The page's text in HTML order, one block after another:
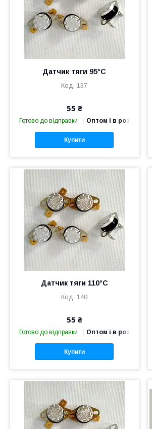
Датчик тяги 95°С
137
55 ₴
Готово до відправки Оптом і в роздріб
Купити
Датчик тяги 110°С
140
55 ₴
Готово до відправки Оптом і в роздріб
Купити